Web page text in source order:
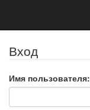
Вход
Имя пользователя: